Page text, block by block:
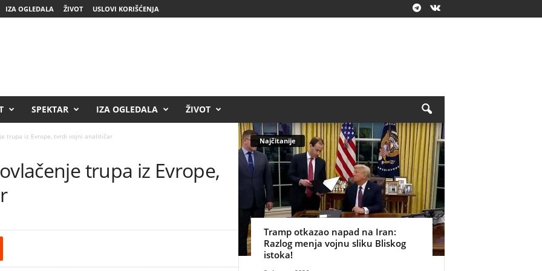
IZA OGLEDALA ŽIVOT USLOVI KORIŠĆENJA
SPEKTAR IZA OGLEDALA ŽIVOT
trupa iz Evrope, tvrdi vojni analitičar
trupa iz Evrope,
Najčitanije
Tramp otkazao napad na Iran:
Razlog menja vojnu sliku Bliskog
istoka!